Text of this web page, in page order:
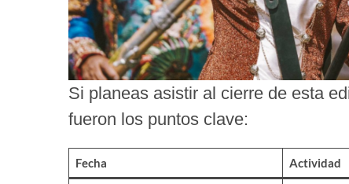
Si planeas asistir al cierre de esta
fueron los puntos clave:
Fecha Actividad